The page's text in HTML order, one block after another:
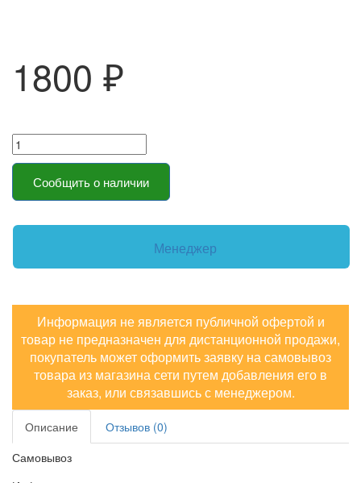
1800 ₽
Сообщить о наличии
Менеджер
Информация не является публичной офертой и
товар не предназначен для дистанционной продажи,
покупатель может оформить заявку на самовывоз
товара из магазина сети путем добавления его в
заказ, или связавшись с менеджером.
Описание
Отзывов (0)
Самовывоз